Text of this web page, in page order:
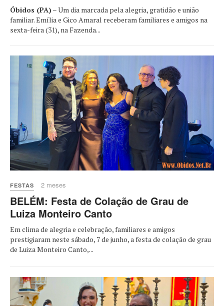
Óbidos (PA)– Um dia marcada pela alegria, gratidão e união
familiar. Emília e Gico Amaral receberam familiares e amigos na
sexta-feira (31), na Fazenda...
FESTAS 2 meses
BELÉM: Festa de Colação de Grau de
Luiza Monteiro Canto
Em clima de alegria e celebração, familiares e amigos
prestigiaram neste sábado, 7 de junho, a festa de colação de grau
de Luiza Monteiro Canto,...